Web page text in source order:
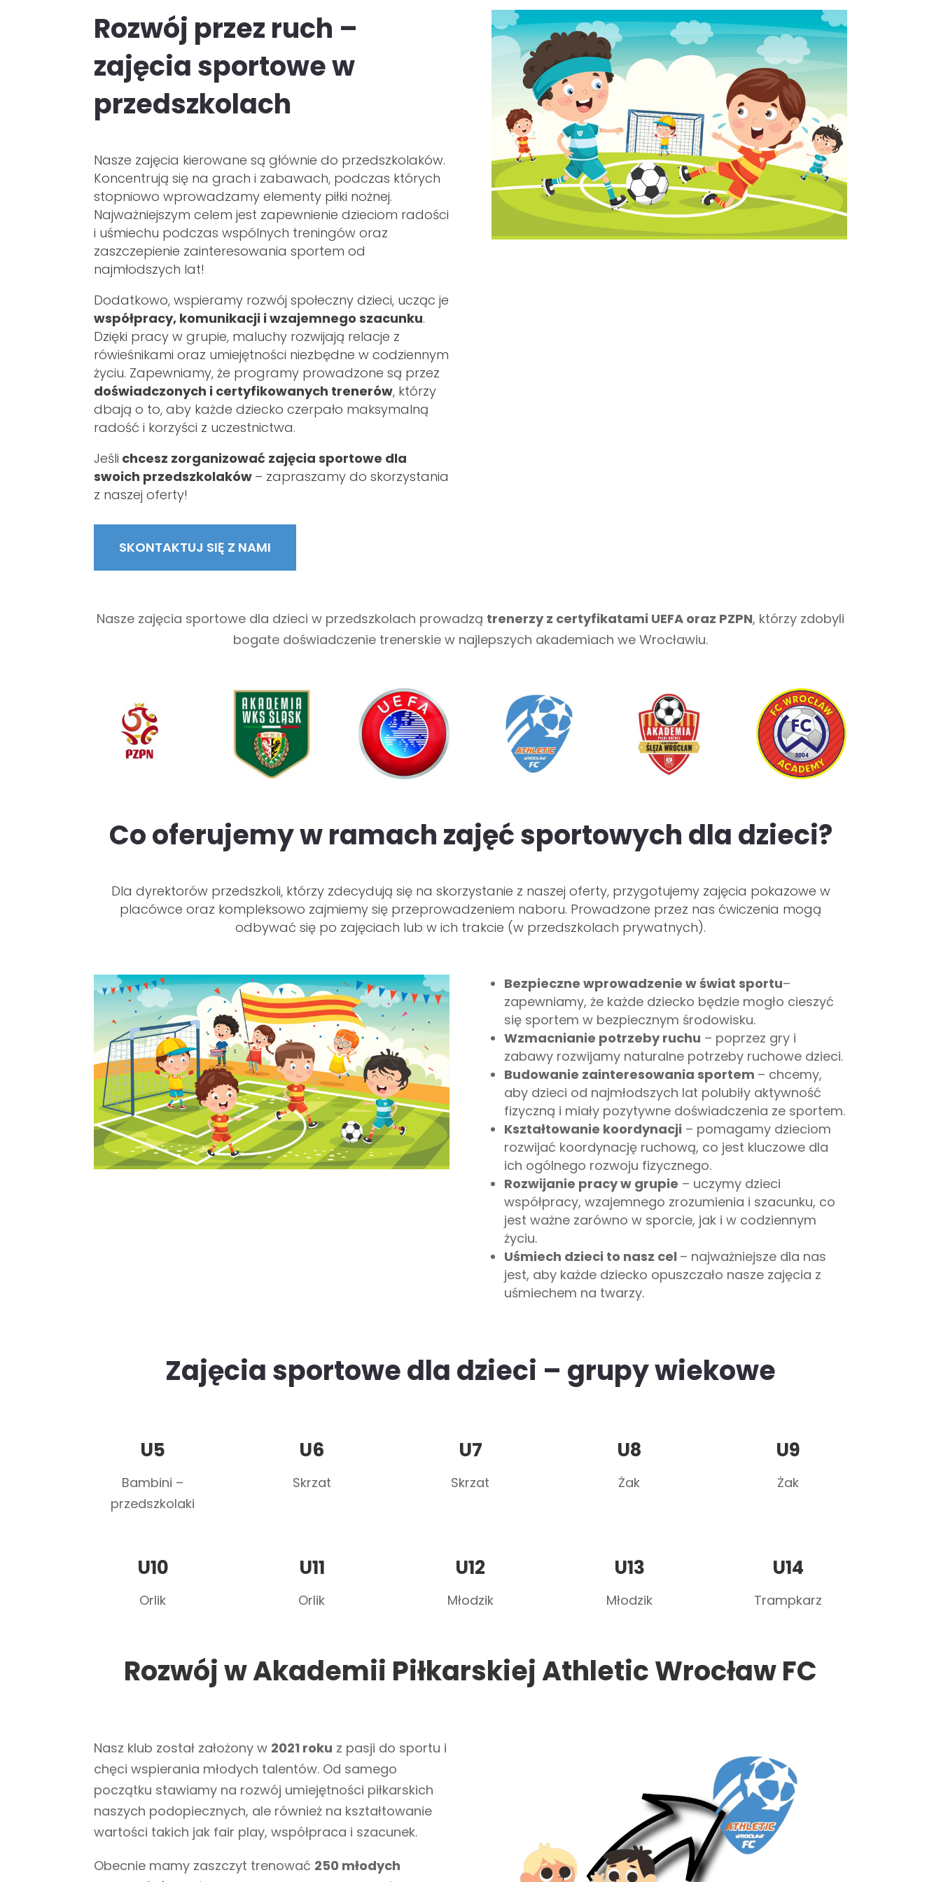
Rozwój przez ruch –
zajęcia sportowe w
przedszkolach
Nasze zajęcia kierowane są głównie do przedszkolaków.
Koncentrują się na grach i zabawach, podczas których
stopniowo wprowadzamy elementy piłki nożnej.
Najważniejszym celem jest zapewnienie dzieciom radości
i uśmiechu podczas wspólnych treningów oraz
zaszczepienie zainteresowania sportem od
najmłodszych lat!
Dodatkowo, wspieramy rozwój społeczny dzieci, ucząc je
współpracy, komunikacji i wzajemnego szacunku.
Dzięki pracy w grupie, maluchy rozwijają relacje z
rówieśnikami oraz umiejętności niezbędne w codziennym
życiu. Zapewniamy, że programy prowadzone są przez
doświadczonych i certyfikowanych trenerów, którzy
dbają o to, aby każde dziecko czerpało maksymalną
radość i korzyści z uczestnictwa.
Jeśli chcesz zorganizować zajęcia sportowe dla
swoich przedszkolaków – zapraszamy do skorzystania
z naszej oferty!
SKONTAKTUJ SIĘ Z NAMI
Nasze zajęcia sportowe dla dzieci w przedszkolach prowadzą trenerzy z certyfikatami UEFA oraz PZPN, którzy zdobyli
bogate doświadczenie trenerskie w najlepszych akademiach we Wrocławiu.
Co oferujemy w ramach zajęć sportowych dla dzieci?
Dla dyrektorów przedszkoli, którzy zdecydują się na skorzystanie z naszej oferty, przygotujemy zajęcia pokazowe w
placówce oraz kompleksowo zajmiemy się przeprowadzeniem naboru. Prowadzone przez nas ćwiczenia mogą
odbywać się po zajęciach lub w ich trakcie (w przedszkolach prywatnych).
Bezpieczne wprowadzenie w świat sportu–
zapewniamy, że każde dziecko będzie mogło cieszyć
się sportem w bezpiecznym środowisku.
Wzmacnianie potrzeby ruchu – poprzez gry i
zabawy rozwijamy naturalne potrzeby ruchowe dzieci.
Budowanie zainteresowania sportem – chcemy,
aby dzieci od najmłodszych lat polubiły aktywność
fizyczną i miały pozytywne doświadczenia ze sportem.
Kształtowanie koordynacji – pomagamy dzieciom
rozwijać koordynację ruchową, co jest kluczowe dla
ich ogólnego rozwoju fizycznego.
Rozwijanie pracy w grupie – uczymy dzieci
współpracy, wzajemnego zrozumienia i szacunku, co
jest ważne zarówno w sporcie, jak i w codziennym
życiu.
Uśmiech dzieci to nasz cel – najważniejsze dla nas
jest, aby każde dziecko opuszczało nasze zajęcia z
uśmiechem na twarzy.
Zajęcia sportowe dla dzieci – grupy wiekowe
U5
Bambini –
przedszkolaki
U6
Skrzat
U7
Skrzat
U8
Żak
U9
Żak
U10
Orlik
U11
Orlik
U12
Młodzik
U13
Młodzik
U14
Trampkarz
Rozwój w Akademii Piłkarskiej Athletic Wrocław FC
Nasz klub został założony w 2021 roku z pasji do sportu i
chęci wspierania młodych talentów. Od samego
początku stawiamy na rozwój umiejętności piłkarskich
naszych podopiecznych, ale również na kształtowanie
wartości takich jak fair play, współpraca i szacunek.
Obecnie mamy zaszczyt trenować 250 młodych